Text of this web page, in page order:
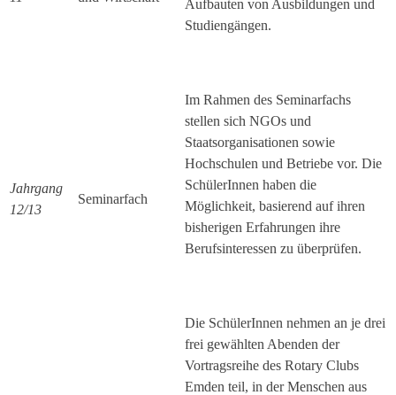
Aufbauten von Ausbildungen und
Studiengängen.
Jahrgang
12/13
Seminarfach
Im Rahmen des Seminarfachs
stellen sich NGOs und
Staatsorganisationen sowie
Hochschulen und Betriebe vor. Die
SchülerInnen haben die
Möglichkeit, basierend auf ihren
bisherigen Erfahrungen ihre
Berufsinteressen zu überprüfen.
Die SchülerInnen nehmen an je drei
frei gewählten Abenden der
Vortragsreihe des Rotary Clubs
Emden teil, in der Menschen aus